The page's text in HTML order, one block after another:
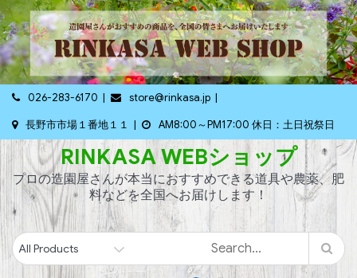
Skip
to
content
026-283-6170
store@rinkasa.jp
長野市市場１番地１１
AM8:00～PM17:00 休日：土日祝祭日
RINKASA WEBショップ
プロの造園屋さんが本当におすすめできる道具や農薬、肥
料などを全国へお届けします！